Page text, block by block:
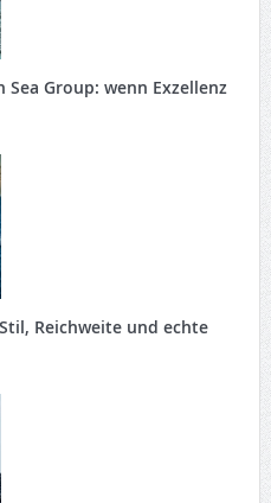
Group: wenn Exzellenz
Reichweite und echte